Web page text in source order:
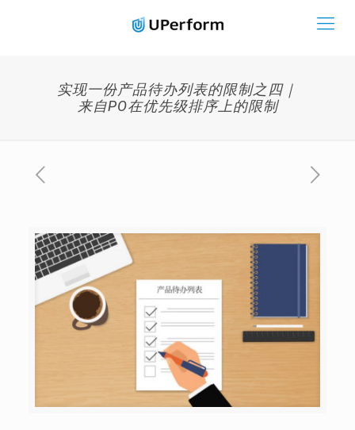
实现一份产品待办列表的限制之四｜
来自PO在优先级排序上的限制